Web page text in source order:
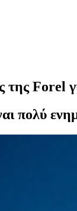
Forel
πολύ